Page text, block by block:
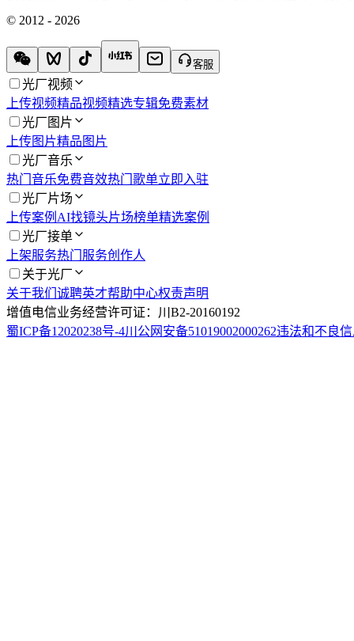
© 2012 - 2026
客服
光厂视频
上传视频精品视频精选专辑免费素材
光厂图片
上传图片精品图片
光厂音乐
热门音乐免费音效热门歌单立即入驻
光厂片场
上传案例 AI找镜头片场榜单精选案例
光厂接单
上架服务热门服务创作人
关于光厂
关于我们 诚聘英才帮助中心权责声明
增值电信业务经营许可证：川B2-20160192
蜀ICP备12020238号-4川公网安备51019002000262违法和不良